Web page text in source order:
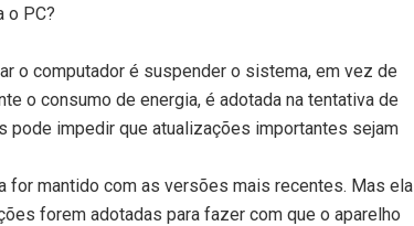
o PC?
o computador é suspender o sistema, em vez de
o consumo de energia, é adotada na tentativa de
pode impedir que atualizações importantes sejam
for mantido com as versões mais recentes. Mas ela
forem adotadas para fazer com que o aparelho